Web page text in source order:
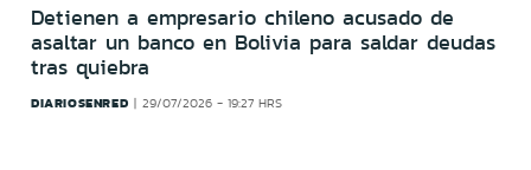
Detienen a empresario chileno acusado de
asaltar un banco en Bolivia para saldar deudas
tras quiebra
DIARIOSENRED 29/07/2026 - 19:27 HRS